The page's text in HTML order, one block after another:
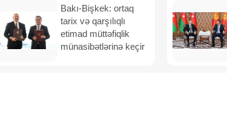
Bakı-Bişkek: ortaq
tarix və qarşılıqlı
etimad müttəfiqlik
münasibətlərinə keçir